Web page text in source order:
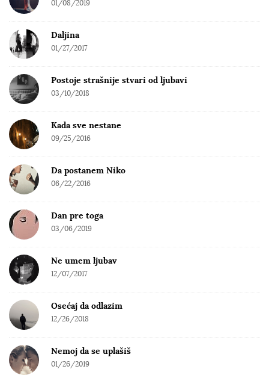
r
01/08/2019
Daljina
01/27/2017
Postoje strašnije stvari od ljubavi
03/10/2018
Kada sve nestane
09/25/2016
Da postanem Niko
06/22/2016
Dan pre toga
03/06/2019
Ne umem ljubav
12/07/2017
Osećaj da odlazim
12/26/2018
Nemoj da se uplašiš
01/26/2019